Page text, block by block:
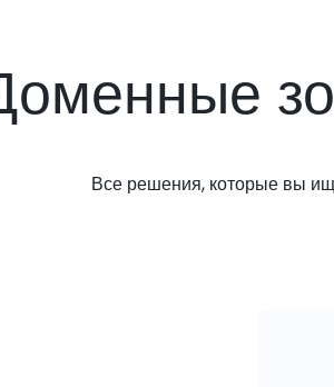
Все решения, которые вы